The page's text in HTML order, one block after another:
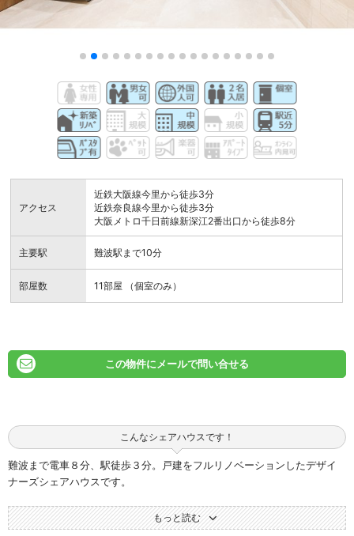
アクセス
近鉄大阪線今里から徒歩3分
近鉄奈良線今里から徒歩3分
大阪メトロ千日前線新深江2番出口から徒歩8分
主要駅 難波駅まで10分
部屋数 11部屋 （個室のみ）
この物件にメールで問い合せる
こんなシェアハウスです！
難波まで電車８分、駅徒歩３分。戸建をフルリノベーションしたデザイ
ナーズシェアハウスです。
にお過ごしいただけます。
もっと読む